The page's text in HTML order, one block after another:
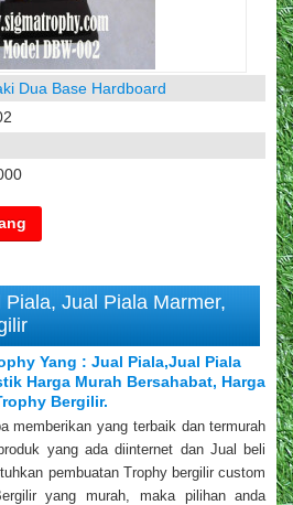
Dua Base Hardboard
Jual Piala Marmer,
Yang : Jual Piala,Jual Piala
Harga Murah Bersahabat, Harga
Bergilir.
memberikan yang terbaik dan termurah
yang ada diinternet dan Jual beli
pembuatan Trophy bergilir custom
yang murah, maka pilihan anda